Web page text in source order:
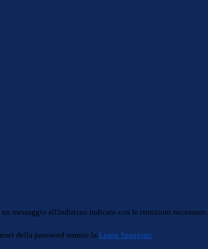
messaggio all'indirizzo indicato con le istruzioni necessarie.
della password tramite la Login Spaggiari